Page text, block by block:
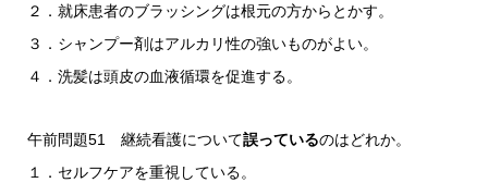
２．就床患者のブラッシングは根元の方からとかす。
３．シャンプー剤はアルカリ性の強いものがよい。
４．洗髪は頭皮の血液循環を促進する。
午前問題51 継続看護について誤っているのはどれか。
１．セルフケアを重視している。